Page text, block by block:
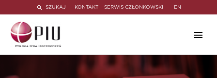
SZUKAJ KONTAKT SERWIS CZŁONKOWSKI EN